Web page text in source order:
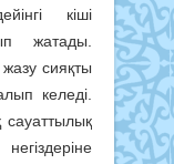
кіші
жатады.
сияқты
келеді.